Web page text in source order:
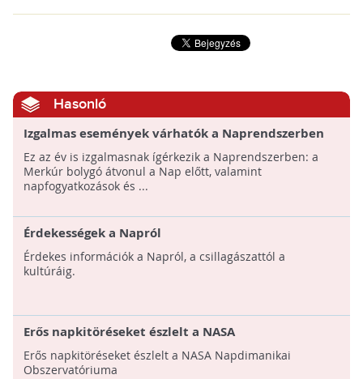
Hasonló
Izgalmas események várhatók a Naprendszerben
2016-ban
Ez az év is izgalmasnak ígérkezik a Naprendszerben: a
Merkúr bolygó átvonul a Nap előtt, valamint
napfogyatkozások és ...
Érdekességek a Napról
Érdekes információk a Napról, a csillagászattól a
kultúráig.
Erős napkitöréseket észlelt a NASA
Erős napkitöréseket észlelt a NASA Napdimanikai
Obszervatóriuma